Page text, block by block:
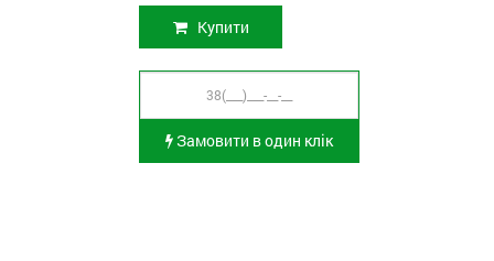
Купити
Замовити в один клік